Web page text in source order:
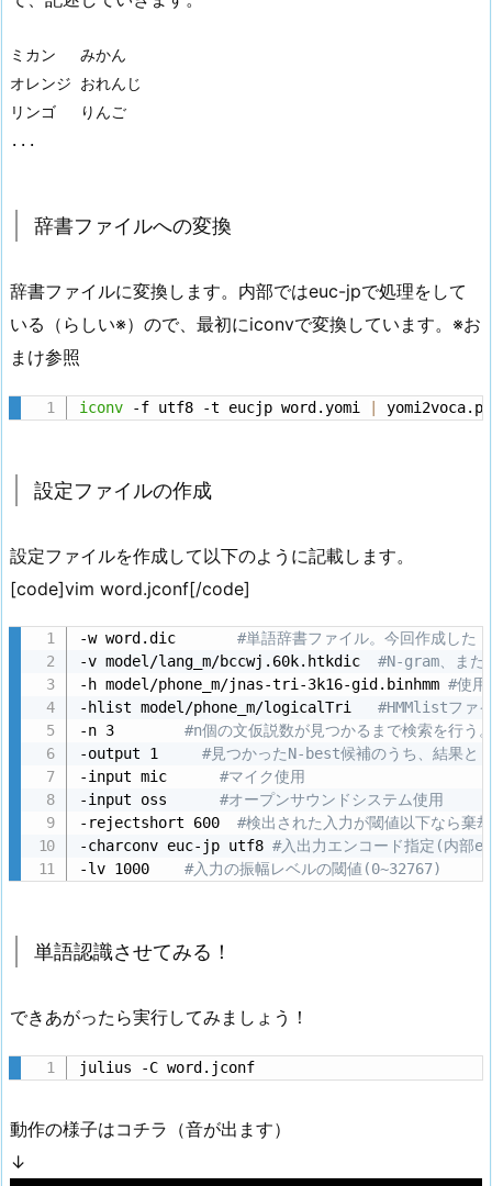
ミカン	みかん
オレンジ	おれんじ
リンゴ	りんご
...
辞書ファイルへの変換
辞書ファイルに変換します。内部ではeuc-jpで処理をして
いる（らしい※）ので、最初にiconvで変換しています。※お
まけ参照
iconv -f utf8 -t eucjp word.yomi
設定ファイルの作成
設定ファイルを作成して以下のように記載します。
[code]vim word.jconf[/code]
-w word.dic #単語辞書ファイル。今回作成した
-v model/lang_m/bccwj.60k.htkdic #N-gram、また
-h model/phone_m/jnas-tri-3k16-gid.binhmm #使用
-hlist model/phone_m/logicalTri #HMMlistファ
-n 3 #n個の文仮説数が見つかるまで検索を行う
-output 1 #見つかったN-best候補のうち、結果と
-input mic #マイク使用
-input oss #オープンサウンドシステム使用
-rejectshort 600 #検出された入力が閾値以下なら棄却
-charconv euc-jp utf8 #入出力エンコード指定(内
-lv 1000 #入力の振幅レベルの閾値(0~32767)
単語認識させてみる！
できあがったら実行してみましょう！
julius -C word.jconf
動作の様子はコチラ（音が出ます）
↓